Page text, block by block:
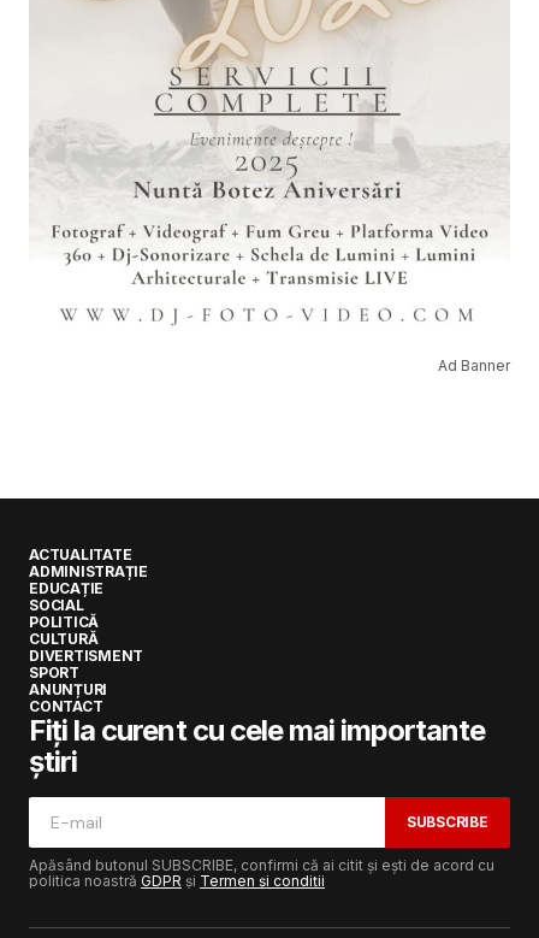
Ad Banner
ACTUALITATE
ADMINISTRAȚIE
EDUCAȚIE
SOCIAL
POLITICĂ
CULTURĂ
DIVERTISMENT
SPORT
ANUNȚURI
CONTACT
Fiți la curent cu cele mai importante
știri
SUBSCRIBE
Apăsând butonul SUBSCRIBE, confirmi că ai citit și ești de acord cu
politica noastră GDPR și Termen și condiții